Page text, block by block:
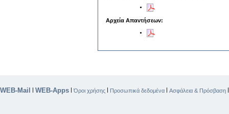
Αρχεία Απαντήσεων:
WEB-Mail WEB-Apps |Όροι χρήσης Προσωπικά δεδομένα Ασφάλεια & Πρόσβαση